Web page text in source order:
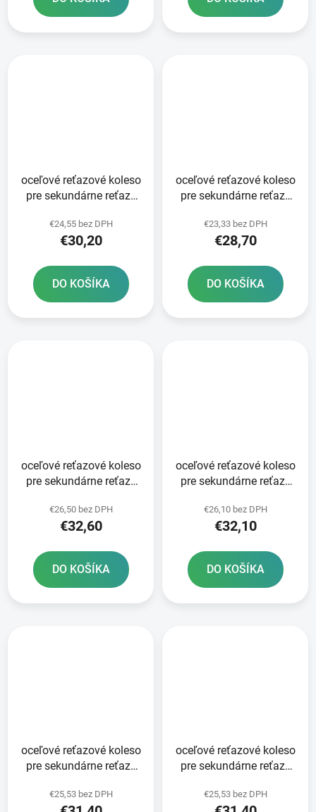
oceľové reťazové koleso
pre sekundárne reťaze
zubov
€24,55 bez DPH
€30,20
DO KOŠÍKA
oceľové reťazové koleso
pre sekundárne reťaze
zubov
€23,33 bez DPH
€28,70
DO KOŠÍKA
oceľové reťazové koleso
pre sekundárne reťaze
zubov
€26,50 bez DPH
€32,60
DO KOŠÍKA
oceľové reťazové koleso
pre sekundárne reťaze
€26,10 bez DPH
€32,10
DO KOŠÍKA
oceľové reťazové koleso
pre sekundárne reťaze
zubov
€25,53 bez DPH
oceľové reťazové koleso
pre sekundárne reťaze
zubov
€25,53 bez DPH